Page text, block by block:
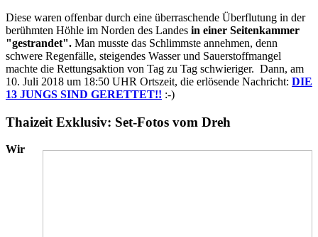
Diese waren offenbar durch eine überraschende Überflutung in der
berühmten Höhle im Norden des Landes in einer Seitenkammer
"gestrandet". Man musste das Schlimmste annehmen, denn
schwere Regenfälle, steigendes Wasser und Sauerstoffmangel
machte die Rettungsaktion von Tag zu Tag schwieriger. Dann, am
10. Juli 2018 um 18:50 UHR Ortszeit, die erlösende Nachricht: DIE
13 JUNGS SIND GERETTET!! :-)
Thaizeit Exklusiv: Set-Fotos vom Dreh
Wir